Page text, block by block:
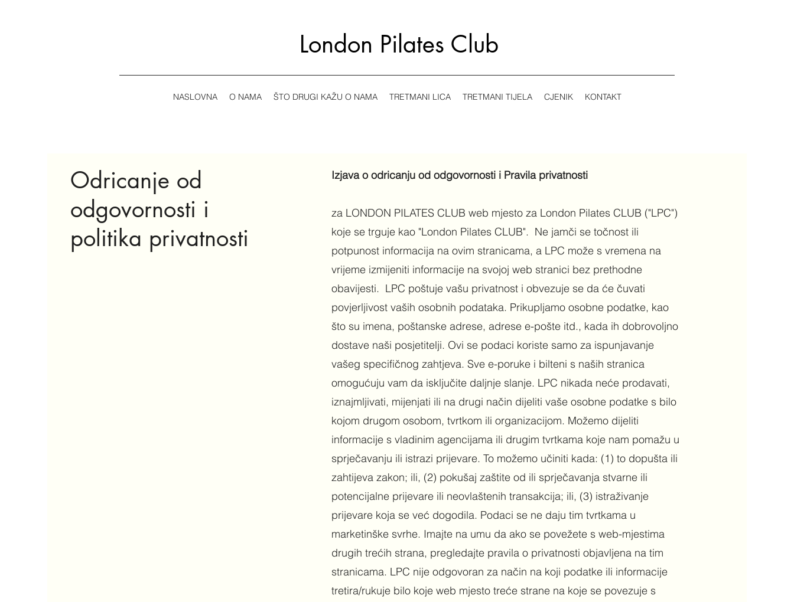
London Pilates Club
NASLOVNA O NAMA ŠTO DRUGI KAŽU O NAMA TRETMANI LICA TRETMANI TIJELA CJENIK KONTAKT
Odricanje od
odgovornosti i
politika privatnosti
Izjava o odricanju od odgovornosti i Pravila privatnosti
za LONDON PILATES CLUB web mjesto za London Pilates CLUB ("LPC")
koje se trguje kao "London Pilates CLUB". ​ Ne jamči se točnost ili
potpunost informacija na ovim stranicama, a LPC može s vremena na
vrijeme izmijeniti informacije na svojoj web stranici bez prethodne
obavijesti. ​ LPC poštuje vašu privatnost i obvezuje se da će čuvati
povjerljivost vaših osobnih podataka. Prikupljamo osobne podatke, kao
što su imena, poštanske adrese, adrese e-pošte itd., kada ih dobrovoljno
dostave naši posjetitelji. Ovi se podaci koriste samo za ispunjavanje
vašeg specifičnog zahtjeva. Sve e-poruke i bilteni s naših stranica
omogućuju vam da isključite daljnje slanje. LPC nikada neće prodavati,
iznajmljivati, mijenjati ili na drugi način dijeliti vaše osobne podatke s bilo
kojom drugom osobom, tvrtkom ili organizacijom. Možemo dijeliti
informacije s vladinim agencijama ili drugim tvrtkama koje nam pomažu u
sprječavanju ili istrazi prijevare. To možemo učiniti kada: (1) to dopušta ili
zahtijeva zakon; ili, (2) pokušaj zaštite od ili sprječavanja stvarne ili
potencijalne prijevare ili neovlaštenih transakcija; ili, (3) istraživanje
prijevare koja se već dogodila. Podaci se ne daju tim tvrtkama u
marketinške svrhe. Imajte na umu da ako se povežete s web-mjestima
drugih trećih strana, pregledajte pravila o privatnosti objavljena na tim
stranicama. LPC nije odgovoran za način na koji podatke ili informacije
tretira/rukuje bilo koje web mjesto treće strane na koje se povezuje s